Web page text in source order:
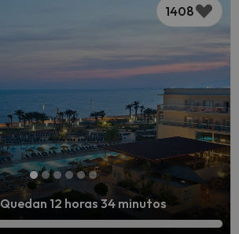
Quedan 12 horas 34 minutos
1408